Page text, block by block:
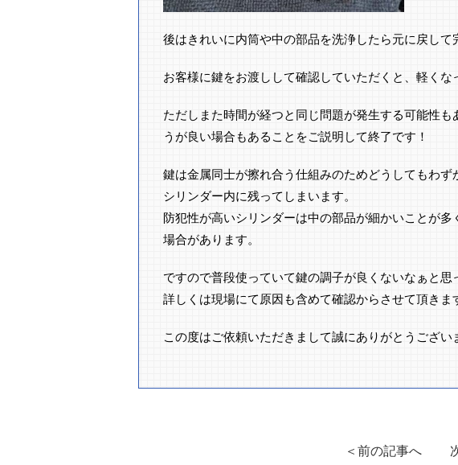
後はきれいに内筒や中の部品を洗浄したら元に戻して
お客様に鍵をお渡しして確認していただくと、軽く
ただしまた時間が経つと同じ問題が発生する可能性
うが良い場合もあることをご説明して終了です！
鍵は金属同士が擦れ合う仕組みのためどうしてもわ
シリンダー内に残ってしまいます。
防犯性が高いシリンダーは中の部品が細かいことが
場合があります。
ですので普段使っていて鍵の調子が良くないなぁと思
詳しくは現場にて原因も含めて確認からさせて頂きま
この度はご依頼いただきまして誠にありがとうござい
＜前の記事へ